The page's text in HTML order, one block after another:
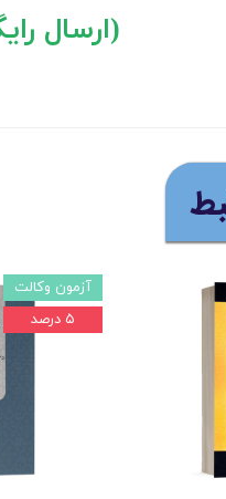
(ارسال
آزمون وکالت
۵ درصد